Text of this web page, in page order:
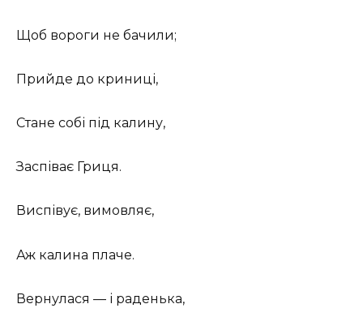
Щоб вороги не бачили;
Прийде до криниці,
Стане собі під калину,
Заспіває Гриця.
Виспівує, вимовляє,
Аж калина плаче.
Вернулася — і раденька,